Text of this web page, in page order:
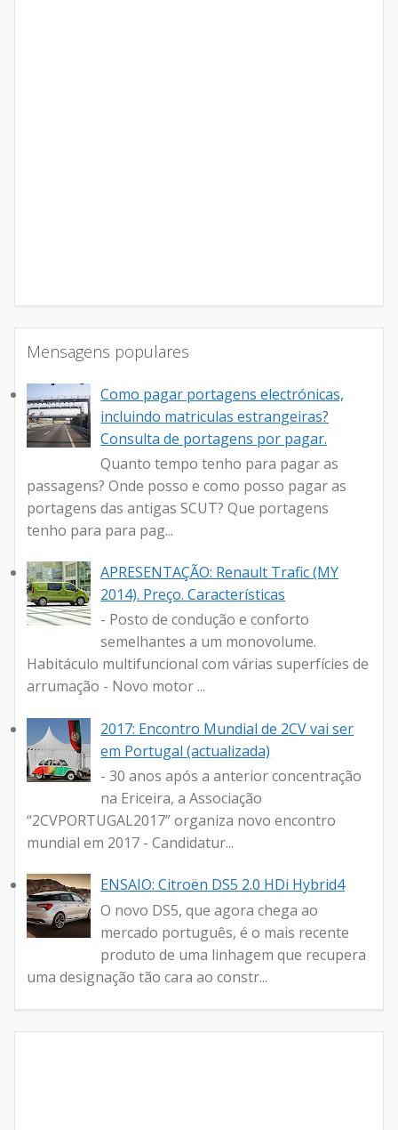
Mensagens populares
Como pagar portagens electrónicas,
incluindo matriculas estrangeiras?
Consulta de portagens por pagar.
Quanto tempo tenho para pagar as
passagens? Onde posso e como posso pagar as
portagens das antigas SCUT? Que portagens
tenho para para pag...
APRESENTAÇÃO: Renault Trafic (MY
2014). Preço. Características
- Posto de condução e conforto
semelhantes a um monovolume.
Habitáculo multifuncional com várias superfícies de
arrumação - Novo motor ...
2017: Encontro Mundial de 2CV vai ser
em Portugal (actualizada)
- 30 anos após a anterior concentração
na Ericeira, a Associação
“2CVPORTUGAL2017” organiza novo encontro
mundial em 2017 - Candidatur...
ENSAIO: Citroën DS5 2.0 HDi Hybrid4
O novo DS5, que agora chega ao
mercado português, é o mais recente
produto de uma linhagem que recupera
uma designação tão cara ao constr...